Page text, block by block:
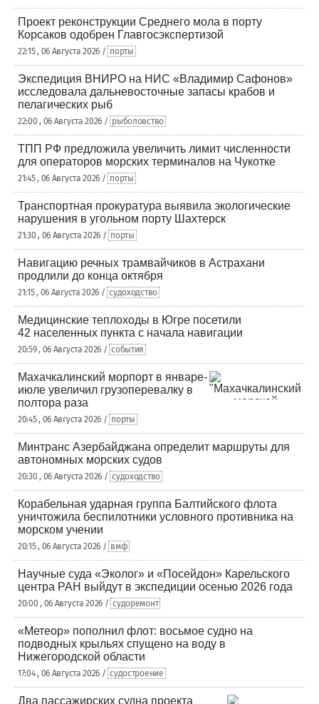
Проект реконструкции Среднего мола в порту
Корсаков одобрен Главгосэкспертизой
22:15 , 06 Августа 2026 / порты
Экспедиция ВНИРО на НИС «Владимир Сафонов»
исследовала дальневосточные запасы крабов и
пелагических рыб
22:00 , 06 Августа 2026 / рыболовство
ТПП РФ предложила увеличить лимит численности
для операторов морских терминалов на Чукотке
21:45 , 06 Августа 2026 / порты
Транспортная прокуратура выявила экологические
нарушения в угольном порту Шахтерск
21:30 , 06 Августа 2026 / порты
Навигацию речных трамвайчиков в Астрахани
продлили до конца октября
21:15 , 06 Августа 2026 / судоходство
Медицинские теплоходы в Югре посетили
42 населенных пункта с начала навигации
20:59 , 06 Августа 2026 / события
Махачкалинский морпорт в январе-
июле увеличил грузоперевалку в
полтора раза
20:45 , 06 Августа 2026 / порты
Минтранс Азербайджана определит маршруты для
автономных морских судов
20:30 , 06 Августа 2026 / судоходство
Корабельная ударная группа Балтийского флота
уничтожила беспилотники условного противника на
морском учении
20:15 , 06 Августа 2026 / вмф
Научные суда «Эколог» и «Посейдон» Карельского
центра РАН выйдут в экспедиции осенью 2026 года
20:00 , 06 Августа 2026 / судоремонт
«Метеор» пополнил флот: восьмое судно на
подводных крыльях спущено на воду в
Нижегородской области
17:04 , 06 Августа 2026 / судостроение
Два пассажирских судна проекта